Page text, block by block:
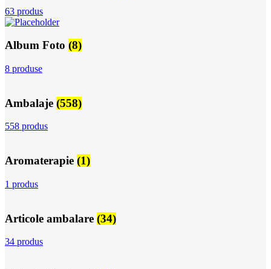
63 produs
Album Foto (8)
8 produse
Ambalaje (558)
558 produs
Aromaterapie (1)
1 produs
Articole ambalare (34)
34 produs